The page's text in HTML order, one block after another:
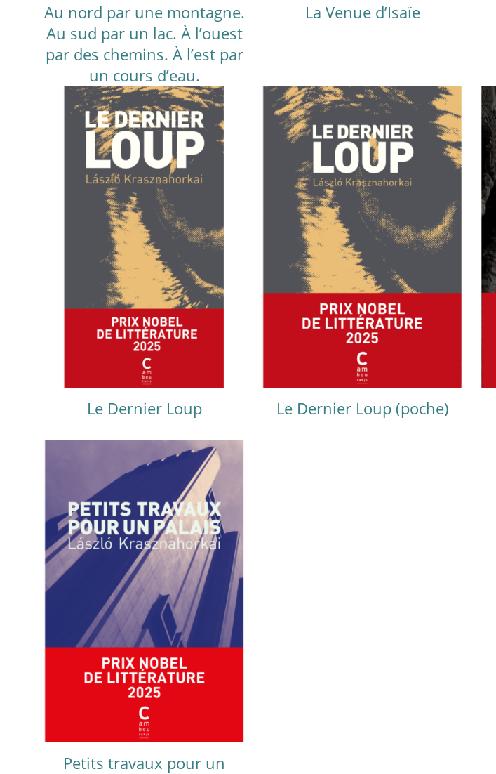
Au nord par une montagne.
Au sud par un lac. À l’ouest
par des chemins. À l’est par
un cours d’eau.
La Venue d’Isaïe
Le Dernier Loup Le Dernier Loup (poche)
Petits travaux pour un